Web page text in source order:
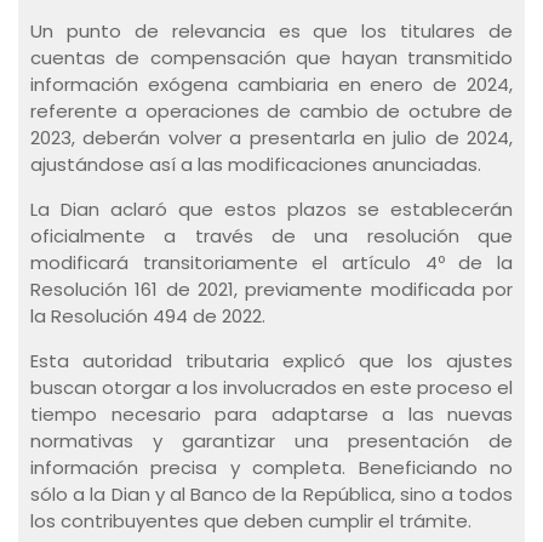
Un punto de relevancia es que los titulares de
cuentas de compensación que hayan transmitido
información exógena cambiaria en enero de 2024,
referente a operaciones de cambio de octubre de
2023, deberán volver a presentarla en julio de 2024,
ajustándose así a las modificaciones anunciadas.
La Dian aclaró que estos plazos se establecerán
oficialmente a través de una resolución que
modificará transitoriamente el artículo 4º de la
Resolución 161 de 2021, previamente modificada por
la Resolución 494 de 2022.
Esta autoridad tributaria explicó que los ajustes
buscan otorgar a los involucrados en este proceso el
tiempo necesario para adaptarse a las nuevas
normativas y garantizar una presentación de
información precisa y completa. Beneficiando no
sólo a la Dian y al Banco de la República, sino a todos
los contribuyentes que deben cumplir el trámite.